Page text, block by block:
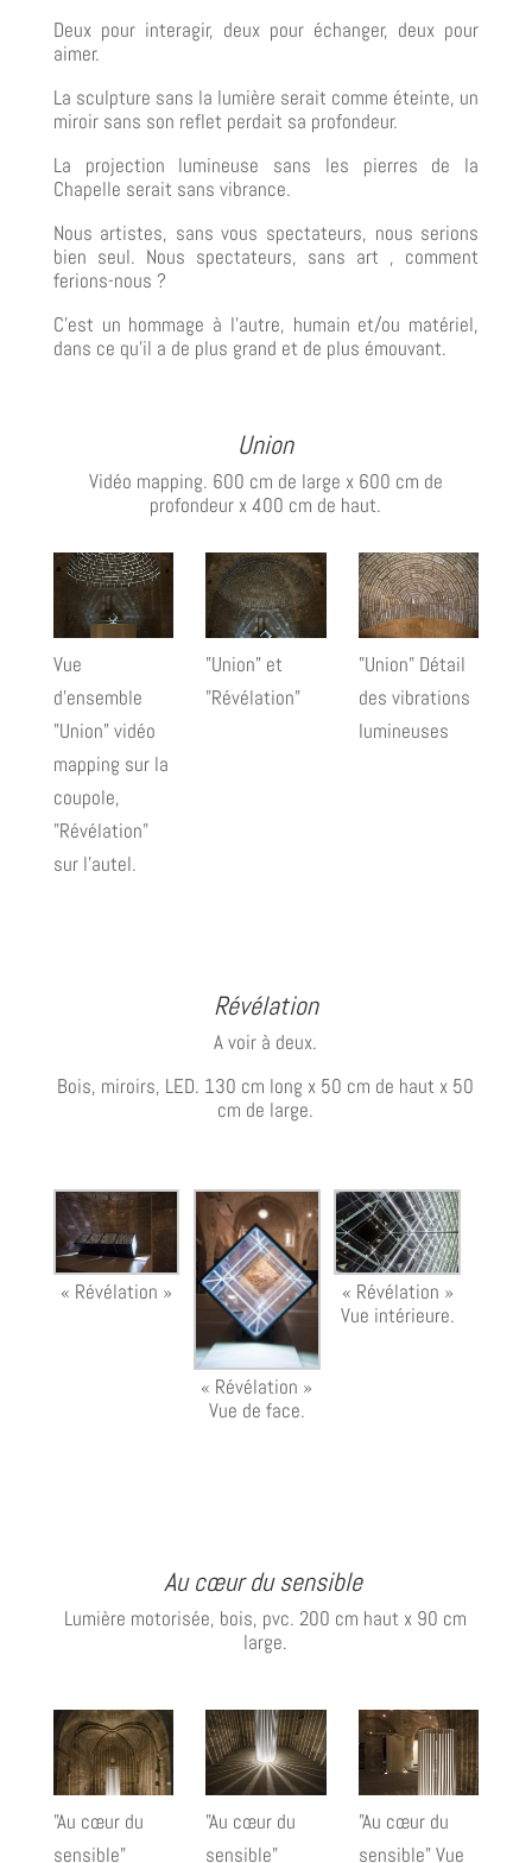
Deux pour interagir, deux pour échanger, deux pour
aimer.
La sculpture sans la lumière serait comme éteinte, un
miroir sans son reflet perdait sa profondeur.
La projection lumineuse sans les pierres de la
Chapelle serait sans vibrance.
Nous artistes, sans vous spectateurs, nous serions
bien seul. Nous spectateurs, sans art , comment
ferions-nous ?
C’est un hommage à l’autre, humain et/ou matériel,
dans ce qu’il a de plus grand et de plus émouvant.
Union
Vidéo mapping. 600 cm de large x 600 cm de
profondeur x 400 cm de haut.
Vue
d'ensemble
"Union" vidéo
mapping sur la
coupole,
"Révélation"
sur l'autel.
"Union" et
"Révélation"
"Union" Détail
des vibrations
lumineuses
Révélation
A voir à deux.
Bois, miroirs, LED. 130 cm long x 50 cm de haut x 50
cm de large.
« Révélation »
« Révélation »
Vue de face.
« Révélation »
Vue intérieure.
Au cœur du sensible
Lumière motorisée, bois, pvc. 200 cm haut x 90 cm
large.
"Au cœur du
sensible"
"Au cœur du
sensible"
"Au cœur du
sensible" Vue